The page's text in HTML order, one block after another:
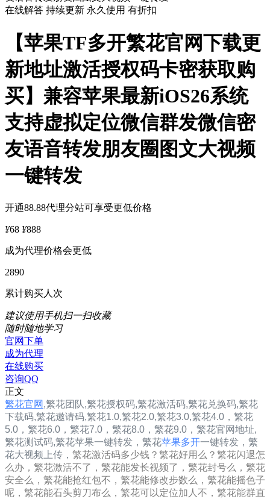
在线解答 持续更新 永久使用 有折扣
【苹果TF多开繁花官网下载更
新地址激活授权码卡密获取购
买】兼容苹果最新iOS26系统
支持虚拟定位微信群发微信密
友语音转发朋友圈图文大视频
一键转发
开通88.88代理分站可享受更低价格
¥68 ¥888
成为代理价格会更低
2890
累计购买人次
建议使用手机扫一扫收藏
随时随地学习
官网下单
成为代理
在线购买
咨询QQ
正文
繁花官网 ,繁花团队,繁花授权码,繁花激活码,繁花兑换码,繁花
下载码,繁花邀请码,繁花1.0,繁花2.0,繁花3.0,繁花4.0， 繁花
5.0， 繁花6.0， 繁花7.0， 繁花8.0， 繁花9.0， 繁花官网地址,
繁花测试码,繁花苹果一键转发， 繁花苹果多开一键转发，繁
花大视频上传， 繁花激活码多少钱？繁花好用么？繁花闪退怎
么办，繁花激活不了，繁花能发长视频了，繁花封号么，繁花
安全么，繁花能抢红包不，繁花能修改步数么，繁花能摇色子
呢，繁花能石头剪刀布么，繁花可以定位加人不，繁花能群直